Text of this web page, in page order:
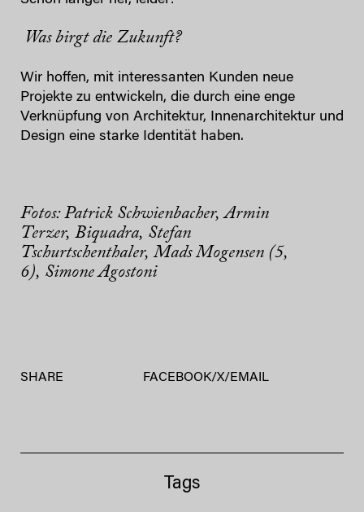
Was birgt die Zukunft?
Wir hoffen, mit interessanten Kunden neue
Projekte zu entwickeln, die durch eine enge
Verknüpfung von Architektur, Innenarchitektur und
Design eine starke Identität haben.
Fotos: Patrick Schwienbacher, Armin
Terzer, Biquadra, Stefan
Tschurtschenthaler, Mads Mogensen (5,
6), Simone Agostoni
SHARE FACEBOOK/X/EMAIL
Tags